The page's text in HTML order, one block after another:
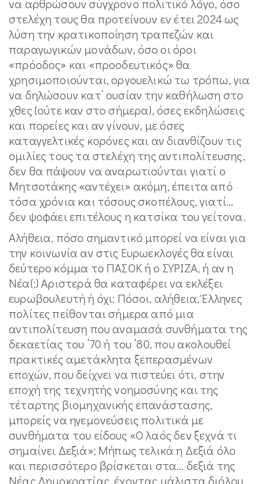
να αρθρώσουν σύγχρονο πολιτικό λόγο, όσο
στελέχη τους θα προτείνουν εν έτει 2024 ως
λύση την κρατικοποίηση τραπεζών και
παραγωγικών μονάδων, όσο οι όροι
«πρόοδος» και «προοδευτικός» θα
χρησιμοποιούνται, οργουελικώ τω τρόπω, για
να δηλώσουν κατ’ ουσίαν την καθήλωση στο
χθες (ούτε καν στο σήμερα), όσες εκδηλώσεις
και πορείες και αν γίνουν, με όσες
καταγγελτικές κορόνες και αν διανθίζουν τις
ομιλίες τους τα στελέχη της αντιπολίτευσης,
δεν θα πάψουν να αναρωτιούνται γιατί ο
Μητσοτάκης «αντέχει» ακόμη, έπειτα από
τόσα χρόνια και τόσους σκοπέλους, γιατί…
δεν ψοφάει επιτέλους η κατσίκα του γείτονα.
Αλήθεια, πόσο σημαντικό μπορεί να είναι για
την κοινωνία αν στις Ευρωεκλογές θα είναι
δεύτερο κόμμα το ΠΑΣΟΚ ή ο ΣΥΡΙΖΑ, ή αν η
Νέα(;) Αριστερά θα καταφέρει να εκλέξει
ευρωβουλευτή ή όχι; Πόσοι, αλήθεια, Έλληνες
πολίτες πείθονται σήμερα από μια
αντιπολίτευση που αναμασά συνθήματα της
δεκαετίας του ’70 ή του ’80, που ακολουθεί
πρακτικές αμετάκλητα ξεπερασμένων
εποχών, που δείχνει να πιστεύει ότι, στην
εποχή της τεχνητής νοημοσύνης και της
τέταρτης βιομηχανικής επανάστασης,
μπορείς να ηγεμονεύσεις πολιτικά με
συνθήματα του είδους «Ο λαός δεν ξεχνά τι
σημαίνει Δεξιά»; Μήπως τελικά η Δεξιά όλο
και περισσότερο βρίσκεται στα… δεξιά της
Νέας Δημοκρατίας, έχοντας μάλιστα διόλου